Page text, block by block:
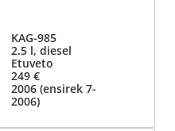
KAG-985
2.5 l, diesel
Etuveto
249 €
2006 (ensirek 7-
2006)